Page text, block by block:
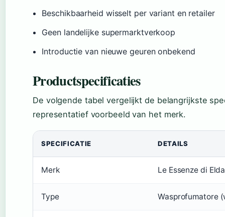
Beschikbaarheid wisselt per variant en retailer
Geen landelijke supermarktverkoop
Introductie van nieuwe geuren onbekend
Productspecificaties
De volgende tabel vergelijkt de belangrijkste
representatief voorbeeld van het merk.
SPECIFICATIE DETAILS
Merk Le Essenze di Elda
Type Wasprofumatore